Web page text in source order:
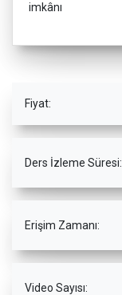
imkânı
Fiyat:
Ders İzleme Süresi:
Erişim Zamanı:
Video Sayısı: